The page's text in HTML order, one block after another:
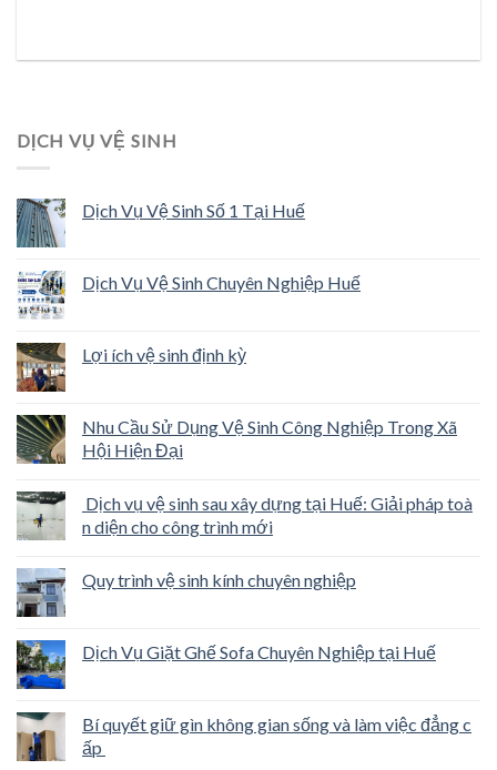
DỊCH VỤ VỆ SINH
Dịch Vụ Vệ Sinh Số 1 Tại Huế
Dịch Vụ Vệ Sinh Chuyên Nghiệp Huế
Lợi ích vệ sinh định kỳ
Nhu Cầu Sử Dụng Vệ Sinh Công Nghiệp Trong Xã
Hội Hiện Đại
Dịch vụ vệ sinh sau xây dựng tại Huế: Giải pháp toà
n diện cho công trình mới
Quy trình vệ sinh kính chuyên nghiệp
Dịch Vụ Giặt Ghế Sofa Chuyên Nghiệp tại Huế
Bí quyết giữ gìn không gian sống và làm việc đẳng c
ấp